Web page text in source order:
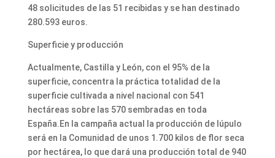
48 solicitudes de las 51 recibidas y se han destinado
280.593 euros.
Superficie y producción
Actualmente, Castilla y León, con el 95% de la
superficie, concentra la práctica totalidad de la
superficie cultivada a nivel nacional con 541
hectáreas sobre las 570 sembradas en toda
España.En la campaña actual la producción de lúpulo
será en la Comunidad de unos 1.700 kilos de flor seca
por hectárea, lo que dará una producción total de 940